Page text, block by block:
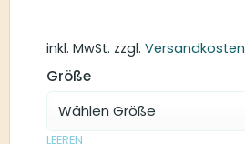
inkl. MwSt. zzgl. Versandkosten
Größe
LEEREN